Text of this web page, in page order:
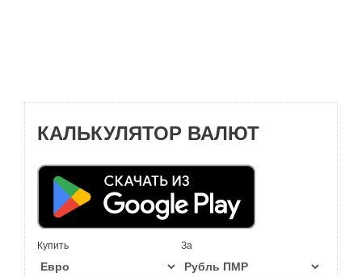
КАЛЬКУЛЯТОР ВАЛЮТ
Купить За